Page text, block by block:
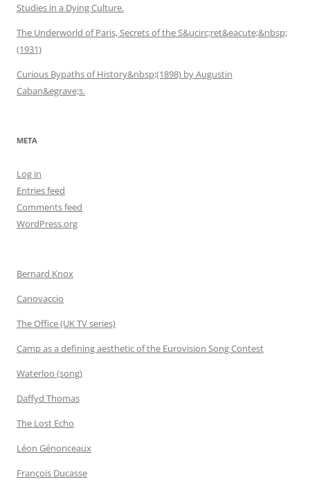
Studies in a Dying Culture.
The Underworld of Paris, Secrets of the S&ucirc;ret&eacute;&nbsp;
(1931)
Curious Bypaths of History&nbsp;(1898) by Augustin
Caban&egrave;s.
META
Log in
Entries feed
Comments feed
WordPress.org
Bernard Knox
Canovaccio
The Office (UK TV series)
Camp as a defining aesthetic of the Eurovision Song Contest
Waterloo (song)
Daffyd Thomas
The Lost Echo
Léon Génonceaux
François Ducasse